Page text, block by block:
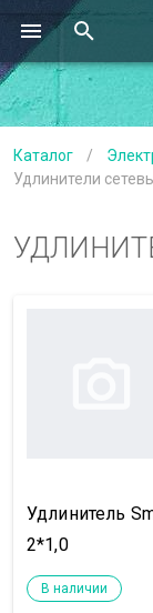
Каталог /
Удлинители
Удлинитель
2*1,0
В наличии